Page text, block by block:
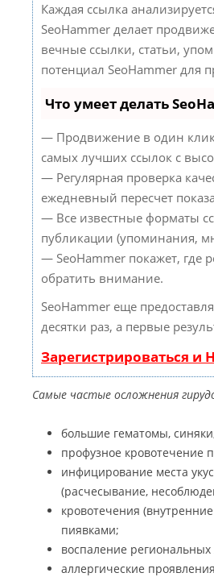
Каждая ссылка
SeoHammer делает
вечные ссылки, статьи,
потенциал SeoHammer для
Что умеет делать
— Продвижение в один
самых лучших ссылок с
— Регулярная проверка
ежедневный пересчет
— Все известные форматы
публикации (упоминания,
— SeoHammer покажет, где
обратить внимание.
SeoHammer еще
десятки раз, а первые
Зарегистрироваться и
Самые частые осложнения
большие гематомы,
профузное кровотечение
инфицирование места
(расчесывание,
кровотечения
пиявками;
воспаление
аллергические